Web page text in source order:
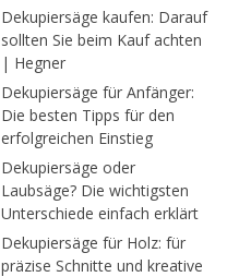
Dekupiersäge kaufen: Darauf
sollten Sie beim Kauf achten
| Hegner
Dekupiersäge für Anfänger:
Die besten Tipps für den
erfolgreichen Einstieg
Dekupiersäge oder
Laubsäge? Die wichtigsten
Unterschiede einfach erklärt
Dekupiersäge für Holz: für
präzise Schnitte und kreative